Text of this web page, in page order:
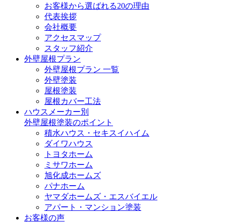
お客様から選ばれる20の理由
代表挨拶
会社概要
アクセスマップ
スタッフ紹介
外壁屋根プラン
外壁屋根プラン 一覧
外壁塗装
屋根塗装
屋根カバー工法
ハウスメーカー別
外壁屋根塗装のポイント
積水ハウス・セキスイハイム
ダイワハウス
トヨタホーム
ミサワホーム
旭化成ホームズ
パナホーム
ヤマダホームズ・エスバイエル
アパート・マンション塗装
お客様の声